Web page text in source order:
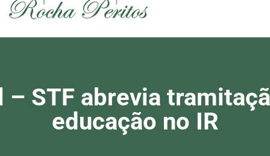
STF abrevia
educação no IR